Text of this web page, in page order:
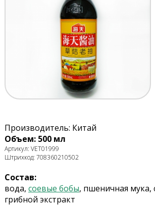
Производитель: Китай
Объем: 500 мл
Артикул: VET01999
Штрихкод: 708360210502
Состав:
вода, соевые бобы, пшеничная мука,
грибной экстракт